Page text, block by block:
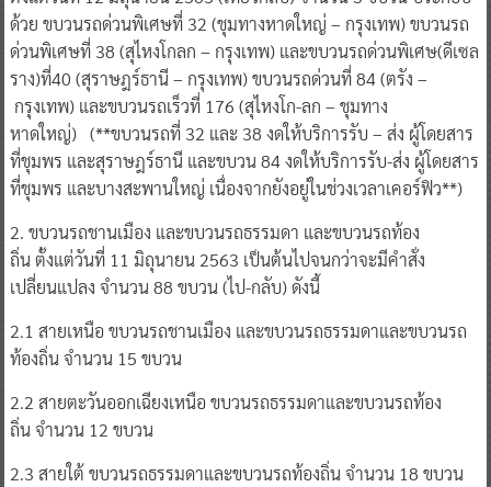
ด้วย ขบวนรถด่วนพิเศษที่ 32 (ชุมทางหาดใหญ่ – กรุงเทพ) ขบวนรถ
ด่วนพิเศษที่ 38 (สุไหงโกลก – กรุงเทพ) และขบวนรถด่วนพิเศษ(ดีเซล
ราง)ที่40 (สุราษฎร์ธานี – กรุงเทพ) ขบวนรถด่วนที่ 84 (ตรัง –
กรุงเทพ) และขบวนรถเร็วที่ 176 (สุไหงโก-ลก – ชุมทาง
หาดใหญ่) (**ขบวนรถที่ 32 และ 38 งดให้บริการรับ – ส่ง ผู้โดยสาร
ที่ชุมพร และสุราษฎร์ธานี และขบวน 84 งดให้บริการรับ-ส่ง ผู้โดยสาร
ที่ชุมพร และบางสะพานใหญ่ เนื่องจากยังอยู่ในช่วงเวลาเคอร์ฟิว**)
2. ขบวนรถชานเมือง และขบวนรถธรรมดา และขบวนรถท้อง
ถิ่น ตั้งแต่วันที่ 11 มิถุนายน 2563 เป็นต้นไปจนกว่าจะมีคำสั่ง
เปลี่ยนแปลง จำนวน 88 ขบวน (ไป-กลับ) ดังนี้
2.1 สายเหนือ ขบวนรถชานเมือง และขบวนรถธรรมดาและขบวนรถ
ท้องถิ่น จำนวน 15 ขบวน
2.2 สายตะวันออกเฉียงเหนือ ขบวนรถธรรมดาและขบวนรถท้อง
ถิ่น จำนวน 12 ขบวน
2.3 สายใต้ ขบวนรถธรรมดาและขบวนรถท้องถิ่น จำนวน 18 ขบวน